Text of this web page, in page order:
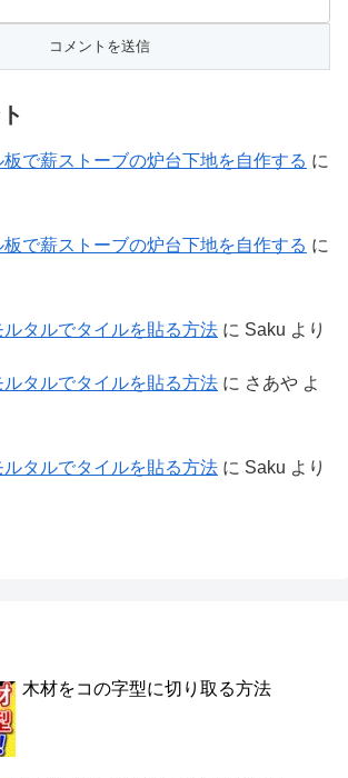
板で薪ストーブの炉台下地を自作する に
板で薪ストーブの炉台下地を自作する に
ルタルでタイルを貼る方法 に Saku より
ルタルでタイルを貼る方法 に さあや よ
ルタルでタイルを貼る方法 に Saku より
木材をコの字型に切り取る方法